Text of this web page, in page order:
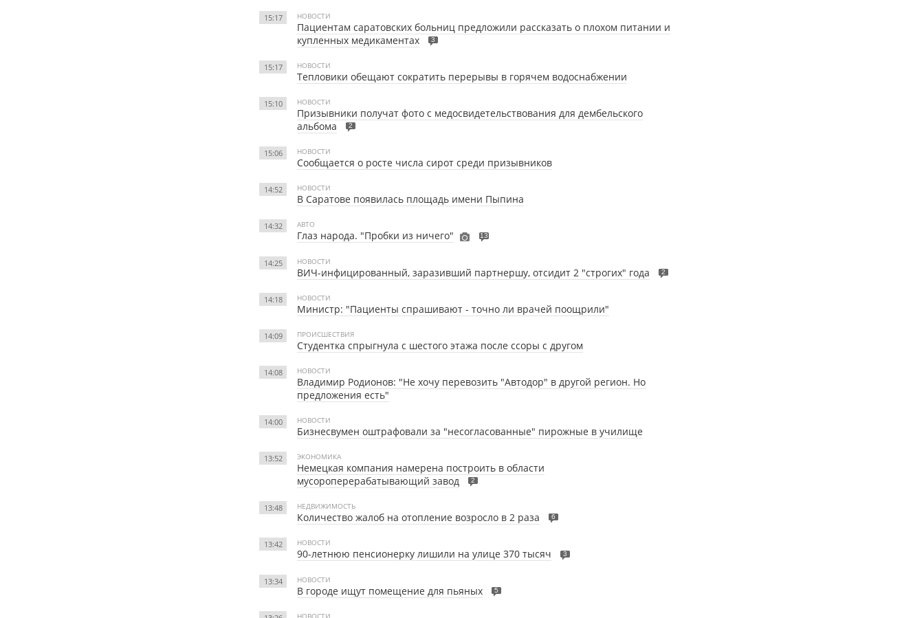
15:17 НОВОСТИ
Пациентам саратовских больниц предложили рассказать о плохом питании и
купленных медикаментах
3
15:17 НОВОСТИ
Тепловики обещают сократить перерывы в горячем водоснабжении
15:10 НОВОСТИ
Призывники получат фото с медосвидетельствования для дембельского
альбома
2
15:06 НОВОСТИ
Сообщается о росте числа сирот среди призывников
14:52 НОВОСТИ
В Саратове появилась площадь имени Пыпина
14:32 АВТО
Глаз народа. "Пробки из ничего" 13
14:25 НОВОСТИ
ВИЧ-инфицированный, заразивший партнершу, отсидит 2 "строгих" года 2
14:18 НОВОСТИ
Министр: "Пациенты спрашивают - точно ли врачей поощрили"
14:09 ПРОИСШЕСТВИЯ
Студентка спрыгнула с шестого этажа после ссоры с другом
14:08 НОВОСТИ
Владимир Родионов: "Не хочу перевозить "Автодор" в другой регион. Но
предложения есть"
14:00 НОВОСТИ
Бизнесвумен оштрафовали за "несогласованные" пирожные в училище
13:52 ЭКОНОМИКА
Немецкая компания намерена построить в области
мусороперерабатывающий завод
2
13:48 НЕДВИЖИМОСТЬ
Количество жалоб на отопление возросло в 2 раза 6
13:42 НОВОСТИ
90-летнюю пенсионерку лишили на улице 370 тысяч 3
13:34 НОВОСТИ
В городе ищут помещение для пьяных 5
НОВОСТИ